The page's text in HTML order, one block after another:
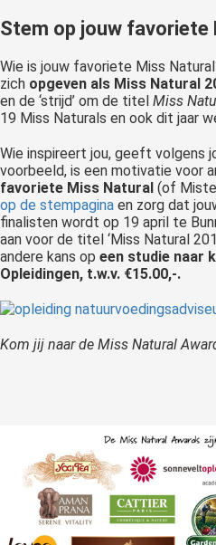
Stem op jouw favoriete
Wie is jouw favoriete Miss
zich opgeven als Miss Natural
en de ‘strijd’ om de titel Miss
19 Miss Naturals en ook dit jaar
Wie inspireert jou, geeft volgens
voorbeeld, is een motivatie voor
favoriete Miss Natural (of
op de stempagina en zorg dat
finalisten wordt op 19 april te
aan voor de titel ‘Miss Natural
andere kans op een studie naar
Opleidingen, t.w.v. €15.00,-.
Kom jij naar de Miss Natural